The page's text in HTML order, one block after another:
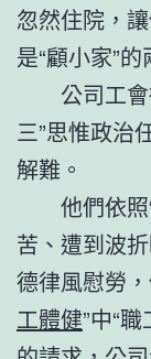
忽然住院，
是“顧小家”
公司工
三”思惟政治
解難。
他們依
苦、遭到波
德律風慰勞
工體健”中“